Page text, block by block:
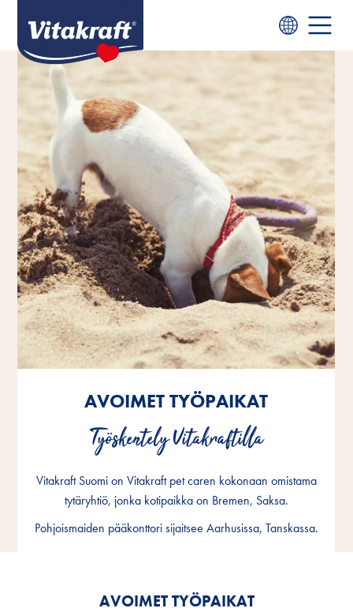
AVOIMET TYÖPAIKAT
Työskentely Vitakraftilla
Vitakraft Suomi on Vitakraft pet caren kokonaan omistama
tytäryhtiö, jonka kotipaikka on Bremen, Saksa.
Pohjoismaiden pääkonttori sijaitsee Aarhusissa, Tanskassa.
AVOIMET TYÖPAIKAT
Työskentely Vitakraftilla
Vitakraft Suomi on Vitakraft pet caren kokonaan omistama
tytäryhtiö, jonka kotipaikka on Bremen, Saksa.
Pohjoismaiden pääkonttori sijaitsee Aarhusissa, Tanskassa.
AVOIMET TYÖPAIKAT
Työskentely Vitakraftilla
Vitakraft Suomi on Vitakraft pet caren kokonaan omistama
tytäryhtiö, jonka kotipaikka on Bremen, Saksa.
Pohjoismaiden pääkonttori sijaitsee Aarhusissa, Tanskassa.
AVOIMET TYÖPAIKAT